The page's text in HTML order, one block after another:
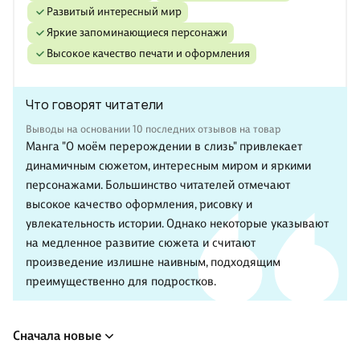
Развитый интересный мир
Яркие запоминающиеся персонажи
Высокое качество печати и оформления
Что говорят читатели
Выводы на основании 10 последних отзывов на товар
Манга "О моём перерождении в слизь" привлекает
динамичным сюжетом, интересным миром и яркими
персонажами. Большинство читателей отмечают
высокое качество оформления, рисовку и
увлекательность истории. Однако некоторые указывают
на медленное развитие сюжета и считают
произведение излишне наивным, подходящим
преимущественно для подростков.
Сначала новые